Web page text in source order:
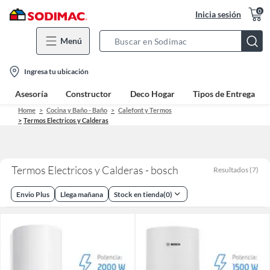
Inicia sesión 0
Menú
Bar
location-
icon
Ingresa tu ubicación
Asesoría Constructor Deco Hogar Tipos de Entrega
Home Cocina y Baño - Baño
Calefont y Termos
Termos Electricos y Calderas
Termos Electricos y Calderas - bosch Resultados (7)
Envio Plus Llega mañana Stock en tienda(0)